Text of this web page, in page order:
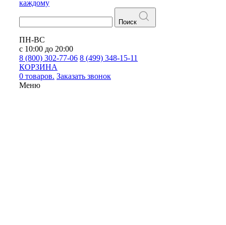
каждому
Поиск
ПН-ВС
с 10:00 до 20:00
8 (800) 302-77-06 8 (499) 348-15-11
КОРЗИНА
0 товаров. Заказать звонок
Меню